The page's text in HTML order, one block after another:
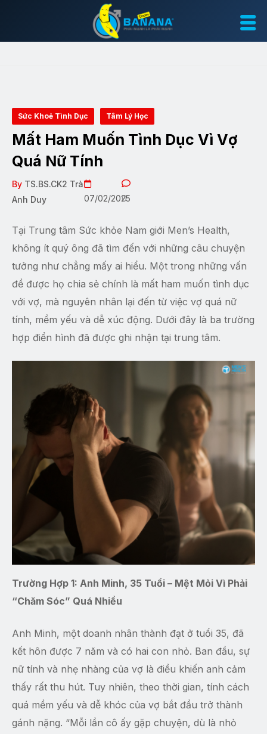
Sức Khoẻ Tình Dục Tâm Lý Học
Mất Ham Muốn Tình Dục Vì Vợ
Quá Nữ Tính
By TS.BS.CK2 Trà
Anh Duy
07/02/2025
0
Tại Trung tâm Sức khỏe Nam giới Men’s Health,
không ít quý ông đã tìm đến với những câu chuyện
tưởng như chẳng mấy ai hiểu. Một trong những vấn
đề được họ chia sẻ chính là mất ham muốn tình dục
với vợ, mà nguyên nhân lại đến từ việc vợ quá nữ
tính, mềm yếu và dễ xúc động. Dưới đây là ba trường
hợp điển hình đã được ghi nhận tại trung tâm.
Trường Hợp 1: Anh Minh, 35 Tuổi – Mệt Mỏi Vì Phải
“Chăm Sóc” Quá Nhiều
Anh Minh, một doanh nhân thành đạt ở tuổi 35, đã
kết hôn được 7 năm và có hai con nhỏ. Ban đầu, sự
nữ tính và nhẹ nhàng của vợ là điều khiến anh cảm
thấy rất thu hút. Tuy nhiên, theo thời gian, tính cách
quá mềm yếu và dễ khóc của vợ bắt đầu trở thành
gánh nặng. “Mỗi lần cô ấy gặp chuyện, dù là nhỏ